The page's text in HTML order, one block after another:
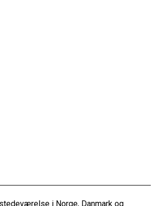
i Norge, Danmark og